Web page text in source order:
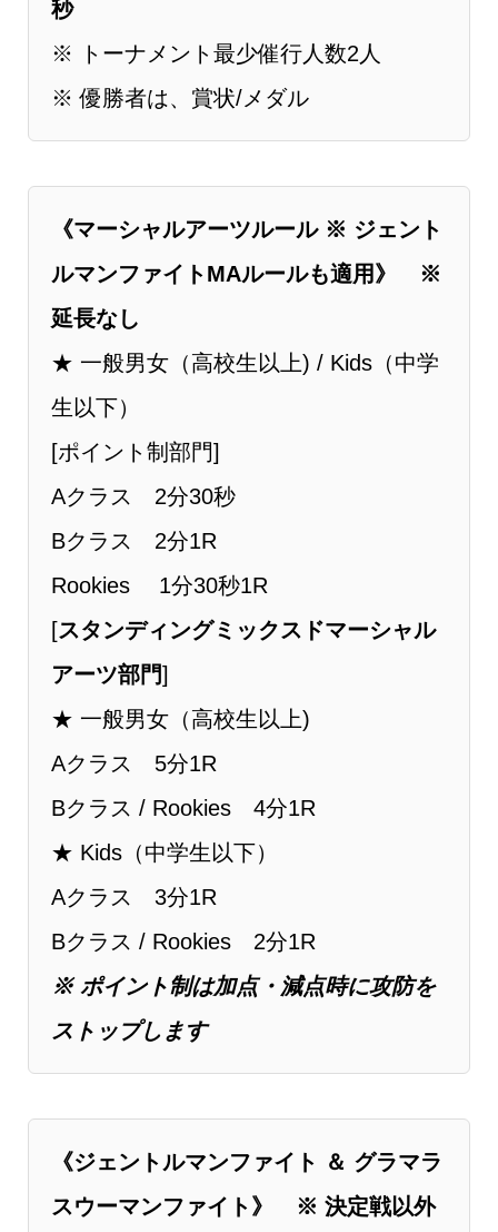
秒
※ トーナメント最少催行人数2人
※ 優勝者は、賞状/メダル
《マーシャルアーツルール ※ ジェント
ルマンファイトMAルールも適用》 ※
延長なし
★ ⼀般男女（⾼校⽣以上) / Kids（中学
生以下）
[ポイント制部門]
Aクラス 2分30秒
Bクラス 2分1R
Rookies 1分30秒1R
[スタンディングミックスドマーシャル
アーツ部門]
★ ⼀般男女（⾼校⽣以上)
Aクラス 5分1R
Bクラス / Rookies 4分1R
★ Kids（中学生以下）
Aクラス 3分1R
Bクラス / Rookies 2分1R
※ ポイント制は加点・減点時に攻防を
ストップします
《ジェントルマンファイト ＆ グラマラ
スウーマンファイト》 ※ 決定戦以外